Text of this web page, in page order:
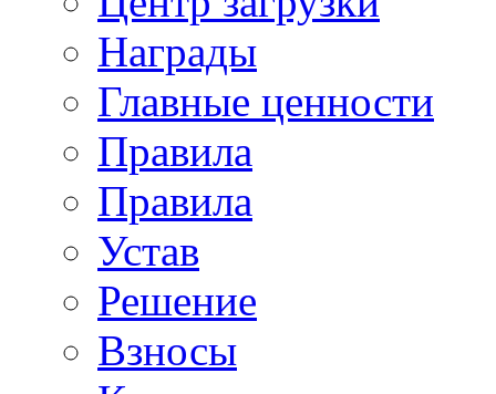
Награды
Главные ценности
Правила
Правила
Устав
Решение
Взносы